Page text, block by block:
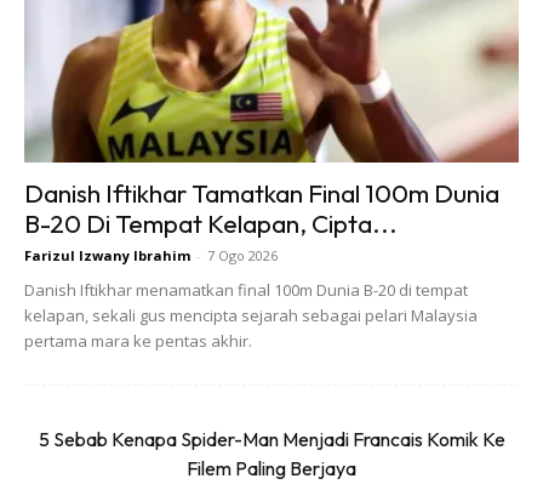
3. Sikat Misai Secara Berkala
Misai, seperti rambut, perlu disikat supaya bulu tumbuh ke
arah yang sama dan tidak ‘memberontak’ ke sana sini.
Menyikat misai setiap hari membantu mengekalkan bentuk
Danish Iftikhar Tamatkan Final 100m Dunia
B-20 Di Tempat Kelapan, Cipta...
Farizul Izwany Ibrahim - 7 Ogo 2026
Danish Iftikhar menamatkan final 100m Dunia B-20 di tempat
kelapan, sekali gus mencipta sejarah sebagai pelari Malaysia
pertama mara ke pentas akhir.
5 Sebab Kenapa Spider-Man Menjadi Francais Komik Ke
Filem Paling Berjaya